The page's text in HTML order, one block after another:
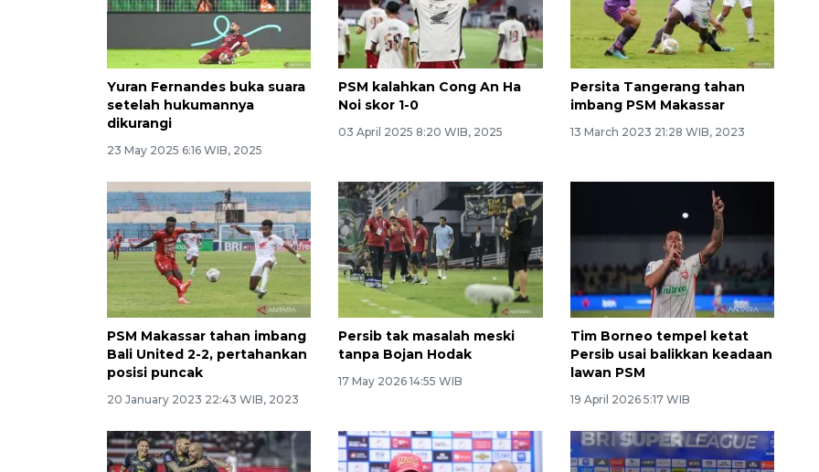
Yuran Fernandes buka suara
setelah hukumannya
dikurangi
23 May 2025 6:16 WIB, 2025
PSM kalahkan Cong An Ha
Noi skor 1-0
03 April 2025 8:20 WIB, 2025
Persita Tangerang tahan
imbang PSM Makassar
13 March 2023 21:28 WIB, 2023
PSM Makassar tahan imbang
Bali United 2-2, pertahankan
posisi puncak
20 January 2023 22:43 WIB, 2023
Persib tak masalah meski
tanpa Bojan Hodak
17 May 2026 14:55 WIB
Tim Borneo tempel ketat
Persib usai balikkan keadaan
lawan PSM
19 April 2026 5:17 WIB
semakin memuaskan